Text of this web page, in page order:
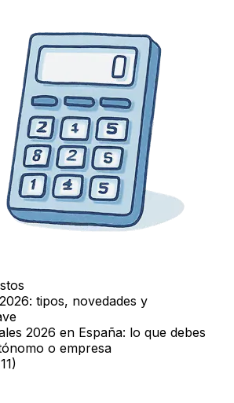
tipos, novedades y
2026 en España: lo que debes
o empresa